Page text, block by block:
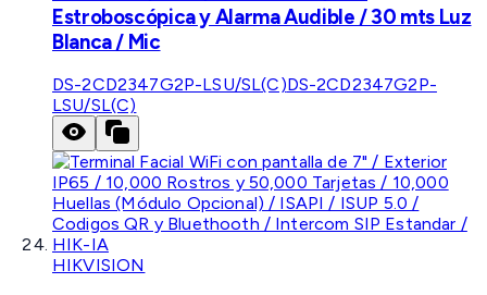
Estroboscópica y Alarma Audible / 30 mts Luz
Blanca / Mic
DS-2CD2347G2P-LSU/SL(C)DS-2CD2347G2P-
LSU/SL(C)
HIKVISION